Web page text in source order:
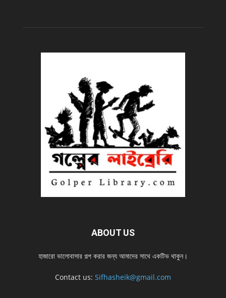
ABOUT US
হাজারো ভালোবাসার গল্প করার জন্য আমাদের সাথে একটিভ থাকুন।
Contact us: Sifhasheik@gmail.com